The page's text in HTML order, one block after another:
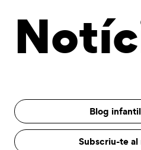
Blog
Subscriu-te